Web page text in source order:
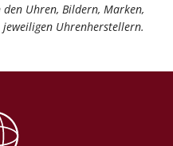
Uhren, Bildern, Marken,
Uhrenherstellern.